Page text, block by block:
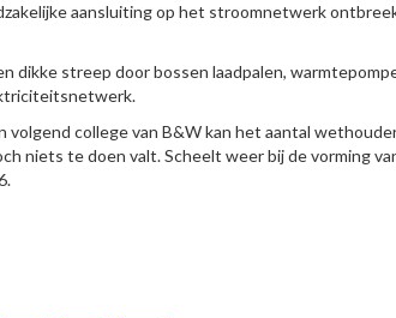
aansluiting op het stroomnetwerk
dikke streep door bossen laadpalen,
volgend college van B&W kan het aantal
niets te doen valt. Scheelt weer bij de vorming